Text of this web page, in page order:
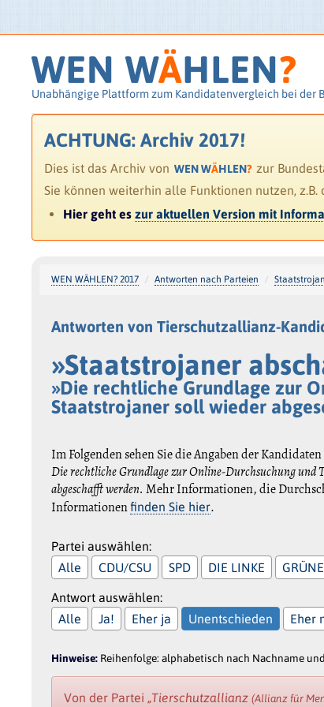
WEN WÄHLEN?
Unabhängige Plattform zum Kandidatenvergleich bei der
ACHTUNG: Archiv 2017!
Dies ist das Archiv von WEN WÄHLEN? zur
Sie können weiterhin alle Funktionen nutzen,
Hier geht eszur aktuellen Version mit
WEN WÄHLEN? 2017 Antworten nach Parteien
Antworten von Tierschutzallianz-
»Staatstrojaner
»Die rechtliche Grundlage zur
Staatstrojaner soll wieder
Im Folgenden sehen Sie die Angaben der
Die rechtliche Grundlage zur Online-Durchsuchung und
abgeschafft werden. Mehr Informationen, die
Informationenfinden Sie hier.
Partei auswählen:
Alle
CDU/CSU SPD DIE LINKE GRÜNE
Antwort auswählen:
Alle
Ja! Eher ja Unentschieden Eher
Hinweise: Reihenfolge: alphabetisch nach Nachname
Von der Partei „Tierschutzallianz(Allianz für